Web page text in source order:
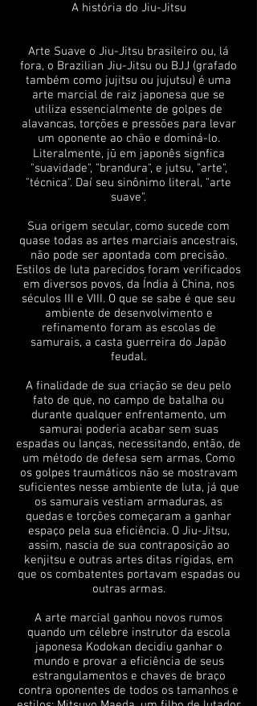
A história do Jiu-Jitsu
Arte Suave o Jiu-Jitsu brasileiro ou, lá
fora, o Brazilian Jiu-Jitsu ou BJJ (grafado
também como jujitsu ou jujutsu) é uma
arte marcial de raiz japonesa que se
utiliza essencialmente de golpes de
alavancas, torções e pressões para levar
um oponente ao chão e dominá-lo.
Literalmente, jū em japonês signfica
"suavidade", "brandura", e jutsu, "arte",
"técnica". Daí seu sinônimo literal, "arte
suave".
Sua origem secular, como sucede com
quase todas as artes marciais ancestrais,
não pode ser apontada com precisão.
Estilos de luta parecidos foram verificados
em diversos povos, da Índia à China, nos
séculos III e VIII. O que se sabe é que seu
ambiente de desenvolvimento e
refinamento foram as escolas de
samurais, a casta guerreira do Japão
feudal.
A finalidade de sua criação se deu pelo
fato de que, no campo de batalha ou
durante qualquer enfrentamento, um
samurai poderia acabar sem suas
espadas ou lanças, necessitando, então, de
um método de defesa sem armas. Como
os golpes traumáticos não se mostravam
suficientes nesse ambiente de luta, já que
os samurais vestiam armaduras, as
quedas e torções começaram a ganhar
espaço pela sua eficiência. O Jiu-Jitsu,
assim, nascia de sua contraposição ao
kenjitsu e outras artes ditas rígidas, em
que os combatentes portavam espadas ou
outras armas.
A arte marcial ganhou novos rumos
quando um célebre instrutor da escola
japonesa Kodokan decidiu ganhar o
mundo e provar a eficiência de seus
estrangulamentos e chaves de braço
contra oponentes de todos os tamanhos e